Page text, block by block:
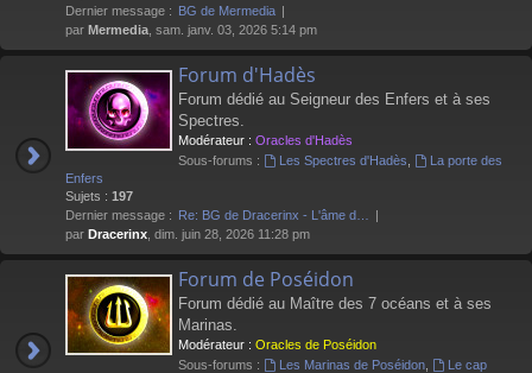
Dernier message : BG de Mermedia
par Mermedia , sam. janv. 03, 2026 5:14 pm
Forum d'Hadès
Forum dédié au Seigneur des Enfers et à ses
Spectres.
Modérateur : Oracles d'Hadès
Sous-forums :
Les Spectres d'Hadès
La porte des
Enfers
Sujets : 197
Dernier message : Re: BG de Dracerinx - L'âme d…
par Dracerinx , dim. juin 28, 2026 11:28 pm
Forum de Poséidon
Forum dédié au Maître des 7 océans et à ses
Marinas.
Modérateur : Oracles de Poséidon
Sous-forums :
Les Marinas de Poséidon,
Le cap